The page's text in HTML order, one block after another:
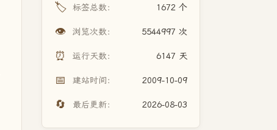
🏷️ 标签总数： 1672 个
👁️ 浏览次数： 5544997 次
⏰ 运行天数： 6147 天
📅 建站时间： 2009-10-09
🔄 最后更新： 2026-08-03